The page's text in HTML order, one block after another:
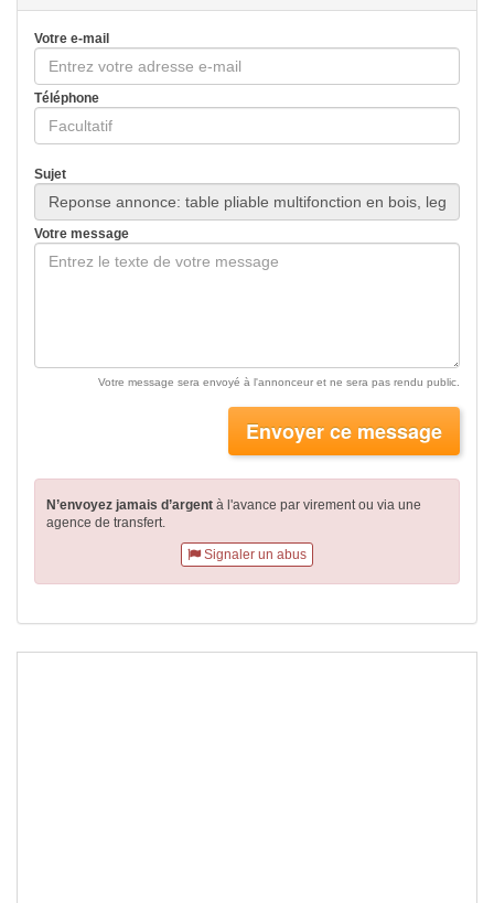
Votre e-mail
Téléphone
Sujet
Votre message
Votre message sera envoyé à l'annonceur et ne sera pas rendu public.
Envoyer ce message
N’envoyez jamais d’argent à l'avance par virementou via une
agence de transfert.
Signaler un abus